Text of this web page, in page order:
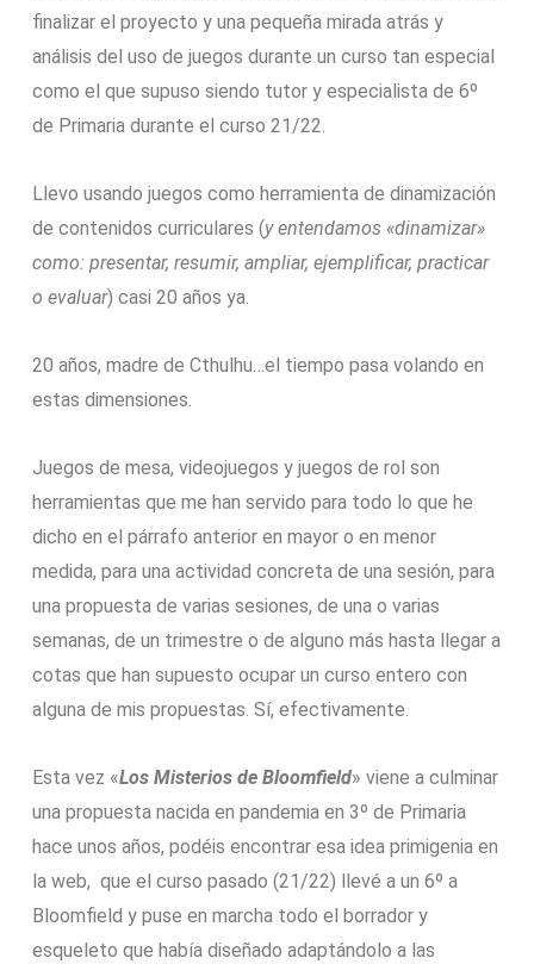
finalizar el proyecto y una pequeña mirada atrás y
análisis del uso de juegos durante un curso tan especial
como el que supuso siendo tutor y especialista de 6º
de Primaria durante el curso 21/22.
Llevo usando juegos como herramienta de dinamización
de contenidos curriculares (y entendamos «dinamizar»
como: presentar, resumir, ampliar, ejemplificar, practicar
o evaluar) casi 20 años ya.
20 años, madre de Cthulhu…el tiempo pasa volando en
estas dimensiones.
Juegos de mesa, videojuegos y juegos de rol son
herramientas que me han servido para todo lo que he
dicho en el párrafo anterior en mayor o en menor
medida, para una actividad concreta de una sesión, para
una propuesta de varias sesiones, de una o varias
semanas, de un trimestre o de alguno más hasta llegar a
cotas que han supuesto ocupar un curso entero con
alguna de mis propuestas. Sí, efectivamente.
Esta vez «Los Misterios de Bloomfield» viene a culminar
una propuesta nacida en pandemia en 3º de Primaria
hace unos años, podéis encontrar esa idea primigenia en
la web, que el curso pasado (21/22) llevé a un 6º a
Bloomfield y puse en marcha todo el borrador y
esqueleto que había diseñado adaptándolo a las